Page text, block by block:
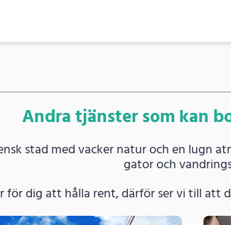
Andra tjänster som kan
stad med vacker natur och en lugn
gator och
dig att hålla rent, därför ser vi till att